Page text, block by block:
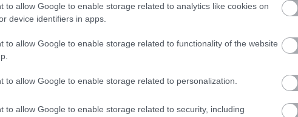
to allow Google to enable storage related to analytics like cookies on
device identifiers in apps.
to allow Google to enable storage related to functionality of the website
to allow Google to enable storage related to personalization.
to allow Google to enable storage related to security, including
Szindbádék
IndaPass
7